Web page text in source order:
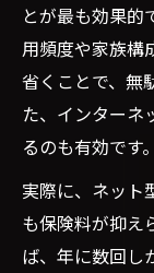
とが最も効果的
用頻度や家族構
省くことで、無
た、インターネ
るのも有効です。
実際に、ネット
も保険料が抑え
ば、年に数回し